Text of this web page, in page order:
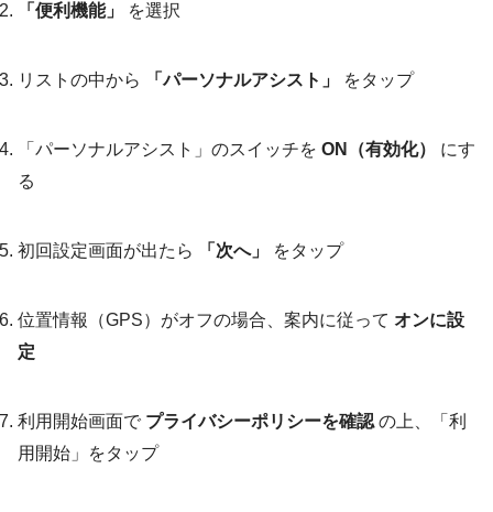
「便利機能」 を選択
リストの中から 「パーソナルアシスト」 をタップ
「パーソナルアシスト」のスイッチを ON（有効化）
にす
る
初回設定画面が出たら 「次へ」 をタップ
位置情報（GPS）がオフの場合、案内に従って オンに設
定
利用開始画面で プライバシーポリシーを確認 の上、「利
用開始」をタップ